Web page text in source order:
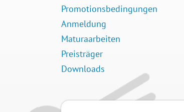
Promotionsbedingungen
Anmeldung
Maturaarbeiten
Preisträger
Downloads